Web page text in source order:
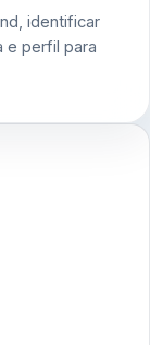
identificar
e perfil para